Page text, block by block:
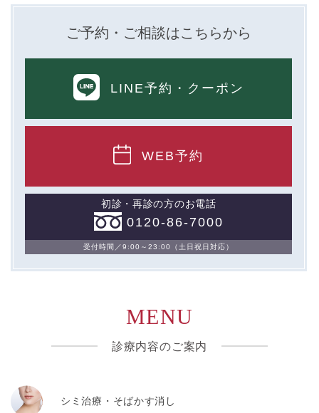
ご予約・ご相談はこちらから
LINE予約 ・クーポン
WEB予約
初診・再診の方のお電話
0120-86-7000
受付時間／9:00～23:00（土日祝日対応）
MENU
診療内容のご案内
シミ治療・そばかす消し